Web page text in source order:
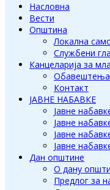
Насловна
Вести
Општина
Локална
Службени
Канцеларија за
Обавештења
Контакт
ЈАВНЕ НАБАВКЕ
Јавне
Јавне
Јавне
Јавне
Дан општине
О дану
Предлог за